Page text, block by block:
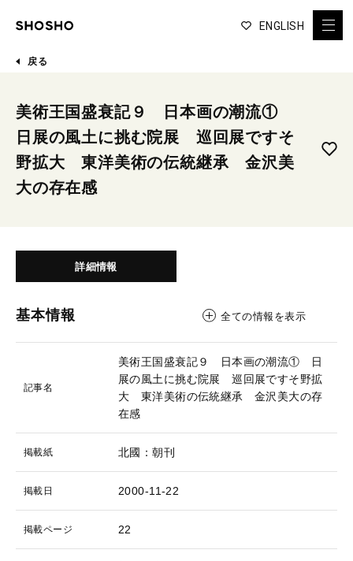
ENGLISH
戻る
美術王国盛衰記９ 日本画の潮流①
日展の風土に挑む院展 巡回展ですそ
野拡大 東洋美術の伝統継承 金沢美
大の存在感
詳細情報
基本情報 全ての情報を表示
記事名
美術王国盛衰記９ 日本画の潮流① 日
展の風土に挑む院展 巡回展ですそ野拡
大 東洋美術の伝統継承 金沢美大の存
在感
掲載紙 北國：朝刊
掲載日 2000-11-22
掲載ページ 22